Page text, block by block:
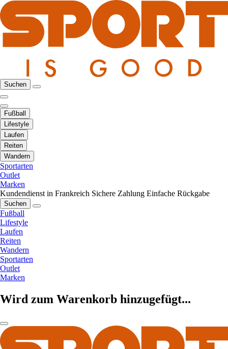
Suchen
Fußball
Lifestyle
Laufen
Reiten
Wandern
Sportarten
Outlet
Marken
Kundendienst in Frankreich Sichere Zahlung Einfache Rückgabe
Suchen
Fußball
Lifestyle
Laufen
Reiten
Wandern
Sportarten
Outlet
Marken
Wird zum Warenkorb hinzugefügt...